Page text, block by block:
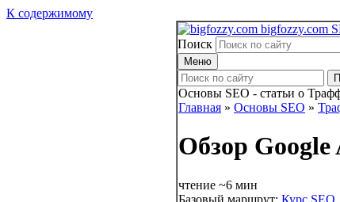
К содержимому
bigfozzy.com
Поиск
Меню
Основы SEO - статьи о
Главная » Основы SEO »
Обзор Google
чтение ~6 мин
Базовый маршрут: Курс SEO